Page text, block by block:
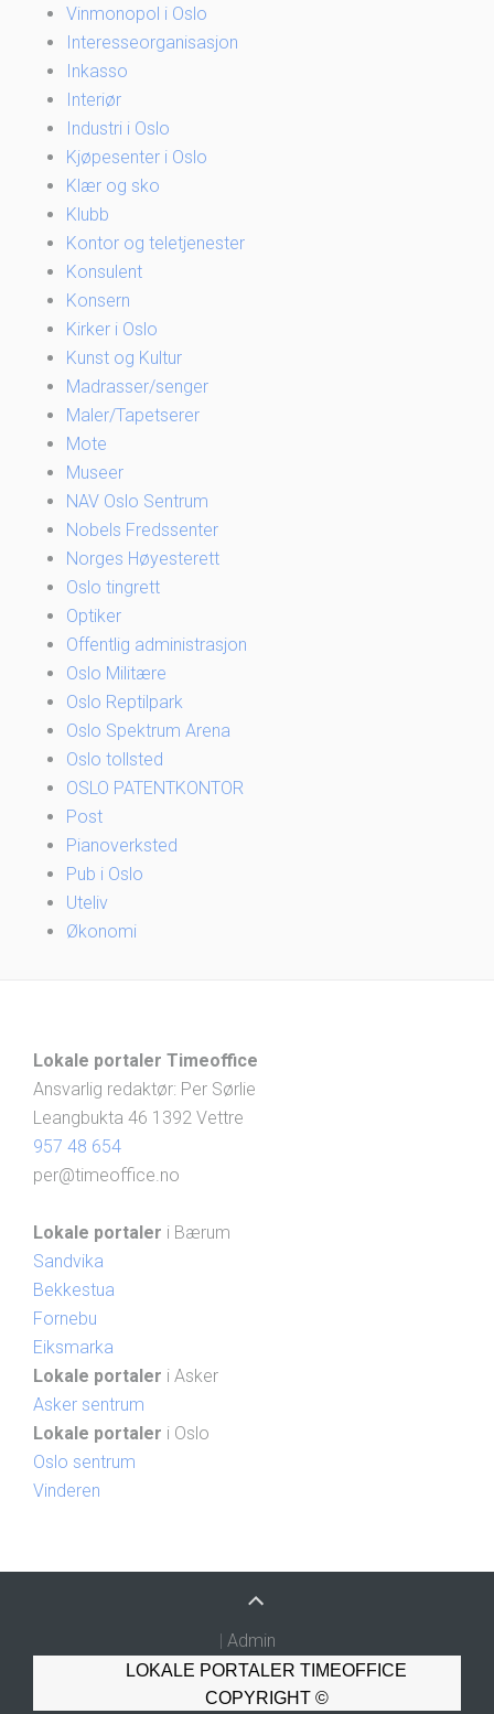
Vinmonopol i Oslo
Interesseorganisasjon
Inkasso
Interiør
Industri i Oslo
Kjøpesenter i Oslo
Klær og sko
Klubb
Kontor og teletjenester
Konsulent
Konsern
Kirker i Oslo
Kunst og Kultur
Madrasser/senger
Maler/Tapetserer
Mote
Museer
NAV Oslo Sentrum
Nobels Fredssenter
Norges Høyesterett
Oslo tingrett
Optiker
Offentlig administrasjon
Oslo Militære
Oslo Reptilpark
Oslo Spektrum Arena
Oslo tollsted
OSLO PATENTKONTOR
Post
Pianoverksted
Pub i Oslo
Uteliv
Økonomi
Lokale portaler Timeoffice
Ansvarlig redaktør: Per Sørlie
Leangbukta 46 1392 Vettre
957 48 654
per@timeoffice.no
Lokale portaler i Bærum
Sandvika
Bekkestua
Fornebu
Eiksmarka
Lokale portaler i Asker
Asker sentrum
Lokale portaler i Oslo
Oslo sentrum
Vinderen
| Admin
LOKALE PORTALER TIMEOFFICE
COPYRIGHT ©